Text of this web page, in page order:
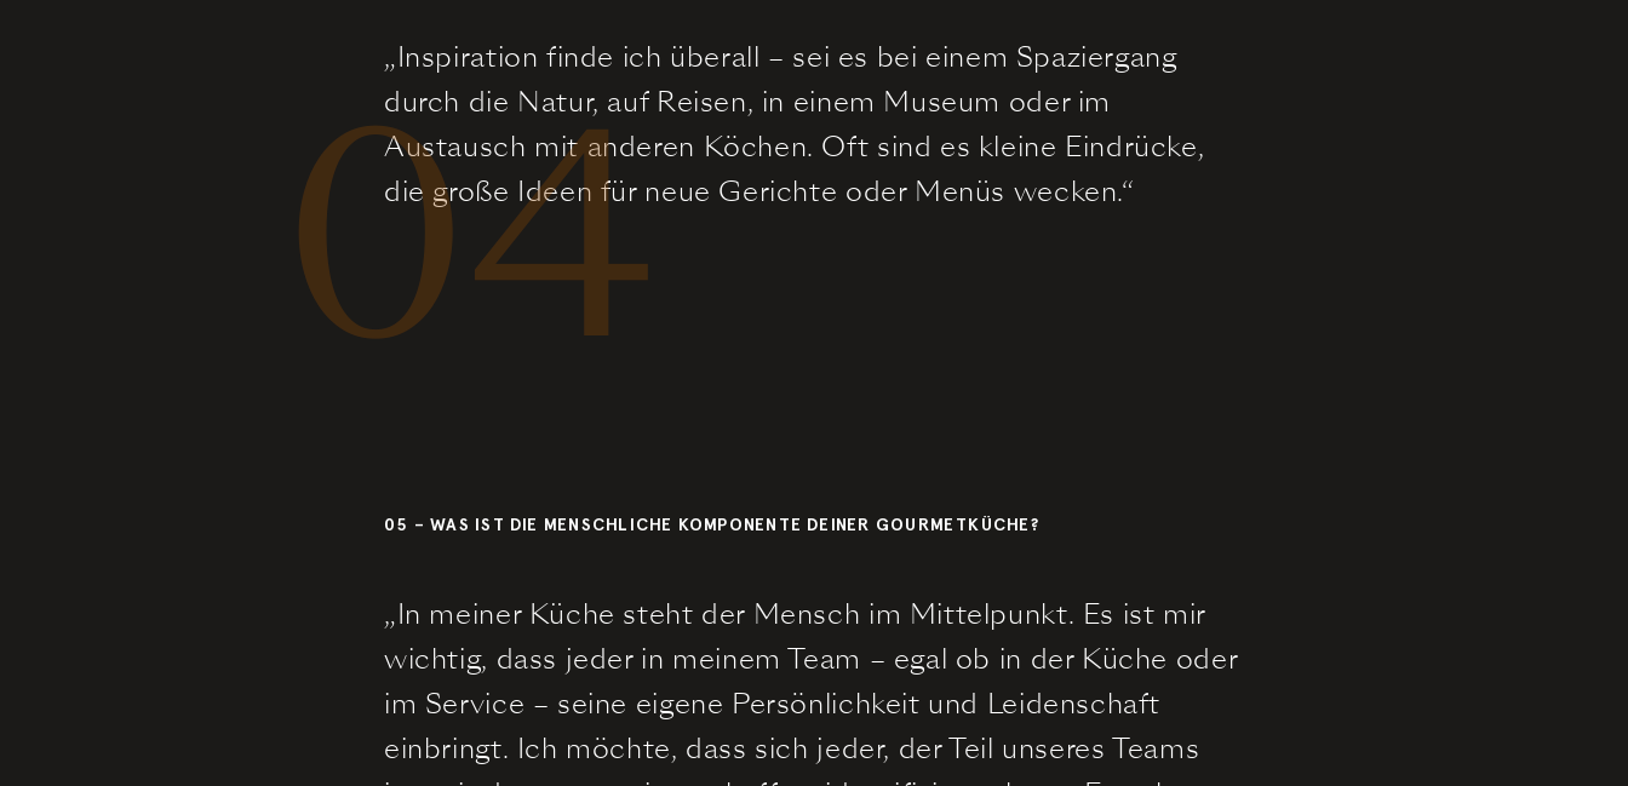
„Inspiration finde ich überall – sei es bei einem Spaziergang
durch die Natur, auf Reisen, in einem Museum oder im
Austausch mit anderen Köchen. Oft sind es kleine Eindrücke,
die große Ideen für neue Gerichte oder Menüs wecken.“
04
05 – WAS IST DIE MENSCHLICHE KOMPONENTE DEINER GOURMETKÜCHE?
„In meiner Küche steht der Mensch im Mittelpunkt. Es ist mir
wichtig, dass jeder in meinem Team – egal ob in der Küche oder
im Service – seine eigene Persönlichkeit und Leidenschaft
einbringt. Ich möchte, dass sich jeder, der Teil unseres Teams